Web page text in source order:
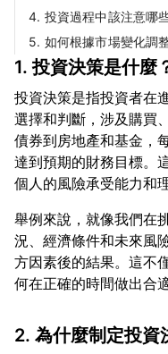
4. 投資過程中該注意哪
5. 如何根據市場變化調
1. 投資決策是什麼
投資決策是指投資者在
選擇和判斷，涉及購買
債券到房地產和基金，
達到預期的財務目標。
舉例來說，就像我們在
況、經濟條件和未來風
方因素後的結果。這不
2. 為什麼制定投資